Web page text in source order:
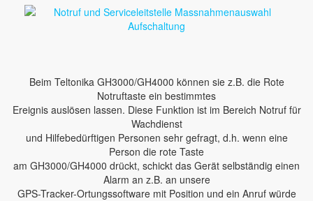
Beim Teltonika GH3000/GH4000 können sie z.B. die Rote
Notruftaste ein bestimmtes
Ereignis auslösen lassen. Diese Funktion ist im Bereich Notruf für
Wachdienst
und Hilfebedürftigen Personen sehr gefragt, d.h. wenn eine
Person die rote Taste
am GH3000/GH4000 drückt, schickt das Gerät selbständig einen
Alarm an z.B. an unsere
GPS-Tracker-Ortungssoftware mit Position und ein Anruf würde